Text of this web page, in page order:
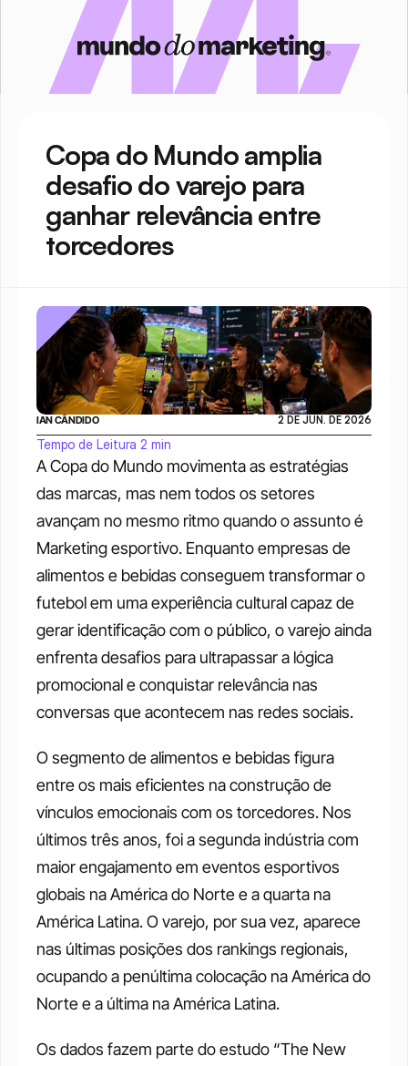
Copa do Mundo amplia
desafio do varejo para
ganhar relevância entre
torcedores
A Copa do Mundo movimenta as estratégias
das marcas, mas nem todos os setores
avançam no mesmo ritmo quando o assunto é
Marketing esportivo. Enquanto empresas de
alimentos e bebidas conseguem transformar o
futebol em uma experiência cultural capaz de
gerar identificação com o público, o varejo ainda
enfrenta desafios para ultrapassar a lógica
promocional e conquistar relevância nas
conversas que acontecem nas redes sociais.
O segmento de alimentos e bebidas figura
entre os mais eficientes na construção de
vínculos emocionais com os torcedores. Nos
últimos três anos, foi a segunda indústria com
maior engajamento em eventos esportivos
globais na América do Norte e a quarta na
América Latina. O varejo, por sua vez, aparece
nas últimas posições dos rankings regionais,
ocupando a penúltima colocação na América do
Norte e a última na América Latina.
Os dados fazem parte do estudo “The New
IAN CÂNDIDO 2 DE JUN. DE 2026
Tempo de Leitura 2 min